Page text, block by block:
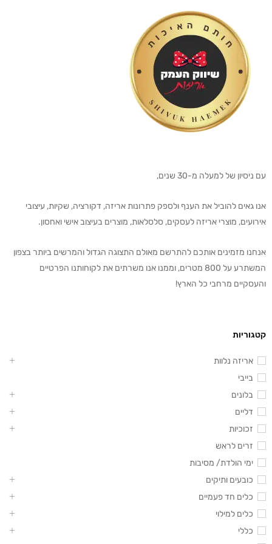
עם ניסיון של למעלה מ-30 שנים,
אנו גאים להוביל את הענף ולספק פתרונות אריזה, דקורציה, שקיות, עיצובי
אירועים, מוצרי אריזה לעסקים, סלסלאות, מוצרים בעיצוב אישי ואחסון.
אנחנו מזמינים אותכם להתרשם מאולם התצוגה הגדול והמרשים ביותר בצפון
המשתרע על 800 מטרים, וממנו אנו משרתים את לקוחותנו הפרטיים
והעסקיים מרחבי כל הארץ!
קטגוריות
אריזה נלוות
בייבי
בלונים
דליים
זכוכיות
זרים לראש
ימי הולדת/ מסיבות
כובעים ותיקים
כלים חד פעמיים
כלים למילוי
כללי